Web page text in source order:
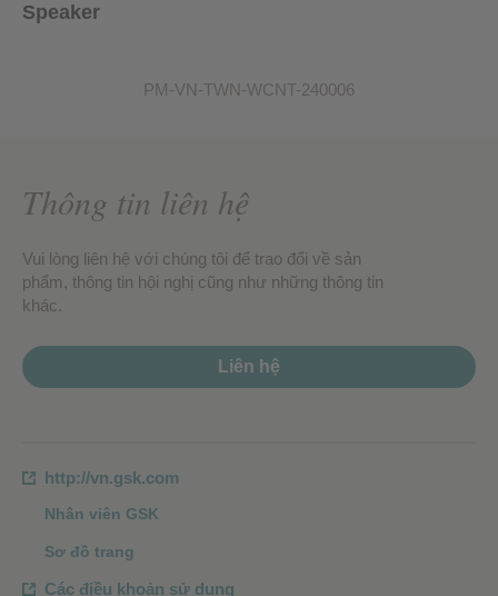
Speaker
PM-VN-TWN-WCNT-240006
Thông tin liên hệ
Vui lòng liên hệ với chúng tôi để trao đổi về sản
phẩm, thông tin hội nghị cũng như những thông tin
khác.
Liên hệ
http://vn.gsk.com
Nhân viên GSK
Sơ đồ trang
Các điều khoản sử dụng